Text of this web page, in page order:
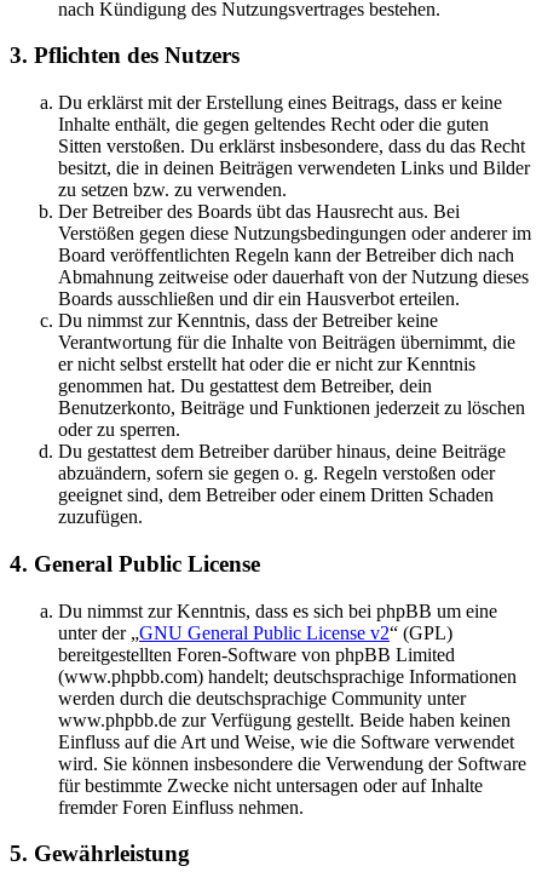
nach Kündigung des Nutzungsvertrages bestehen.
3. Pflichten des Nutzers
Du erklärst mit der Erstellung eines Beitrags, dass er keine
Inhalte enthält, die gegen geltendes Recht oder die guten
Sitten verstoßen. Du erklärst insbesondere, dass du das Recht
besitzt, die in deinen Beiträgen verwendeten Links und Bilder
zu setzen bzw. zu verwenden.
Der Betreiber des Boards übt das Hausrecht aus. Bei
Verstößen gegen diese Nutzungsbedingungen oder anderer im
Board veröffentlichten Regeln kann der Betreiber dich nach
Abmahnung zeitweise oder dauerhaft von der Nutzung dieses
Boards ausschließen und dir ein Hausverbot erteilen.
Du nimmst zur Kenntnis, dass der Betreiber keine
Verantwortung für die Inhalte von Beiträgen übernimmt, die
er nicht selbst erstellt hat oder die er nicht zur Kenntnis
genommen hat. Du gestattest dem Betreiber, dein
Benutzerkonto, Beiträge und Funktionen jederzeit zu löschen
oder zu sperren.
Du gestattest dem Betreiber darüber hinaus, deine Beiträge
abzuändern, sofern sie gegen o. g. Regeln verstoßen oder
geeignet sind, dem Betreiber oder einem Dritten Schaden
zuzufügen.
4. General Public License
Du nimmst zur Kenntnis, dass es sich bei phpBB um eine
unter der „GNU General Public License v2“ (GPL)
bereitgestellten Foren-Software von phpBB Limited
(www.phpbb.com) handelt; deutschsprachige Informationen
werden durch die deutschsprachige Community unter
www.phpbb.de zur Verfügung gestellt. Beide haben keinen
Einfluss auf die Art und Weise, wie die Software verwendet
wird. Sie können insbesondere die Verwendung der Software
für bestimmte Zwecke nicht untersagen oder auf Inhalte
fremder Foren Einfluss nehmen.
5. Gewährleistung